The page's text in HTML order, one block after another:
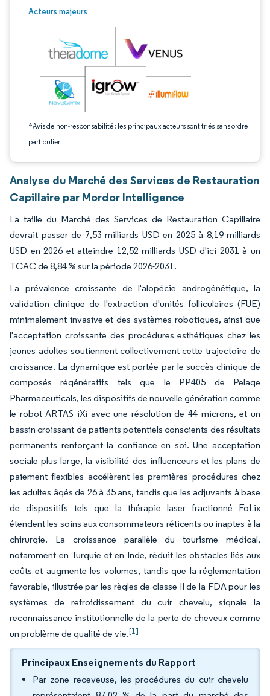
Acteurs majeurs
*Avis de non-responsabilité : les principaux acteurs sont triés sans ordre
particulier
Image © Mordor Intelligence. La réutilisation nécessite une attribution sous CC
Analyse du Marché des Services de Restauration
Capillaire par Mordor Intelligence
La taille du Marché des Services de Restauration Capillaire
devrait passer de 7,53 milliards USD en 2025 à 8,19 milliards
USD en 2026 et atteindre 12,52 milliards USD d'ici 2031 à un
TCAC de 8,84 % sur la période 2026-2031.
La prévalence croissante de l'alopécie androgénétique, la
validation clinique de l'extraction d'unités folliculaires (FUE)
minimalement invasive et des systèmes robotiques, ainsi que
l'acceptation croissante des procédures esthétiques chez les
jeunes adultes soutiennent collectivement cette trajectoire de
croissance. La dynamique est portée par le succès clinique de
composés régénératifs tels que le PP405 de Pelage
Pharmaceuticals, les dispositifs de nouvelle génération comme
le robot ARTAS iXi avec une résolution de 44 microns, et un
bassin croissant de patients potentiels conscients des résultats
permanents renforçant la confiance en soi. Une acceptation
sociale plus large, la visibilité des influenceurs et les plans de
paiement flexibles accélèrent les premières procédures chez
les adultes âgés de 26 à 35 ans, tandis que les adjuvants à base
de dispositifs tels que la thérapie laser fractionné FoLix
étendent les soins aux consommateurs réticents ou inaptes à la
chirurgie. La croissance parallèle du tourisme médical,
notamment en Turquie et en Inde, réduit les obstacles liés aux
coûts et augmente les volumes, tandis que la réglementation
favorable, illustrée par les règles de classe II de la FDA pour les
systèmes de refroidissement du cuir chevelu, signale la
reconnaissance institutionnelle de la perte de cheveux comme
un problème de qualité de vie.[1]
Principaux Enseignements du Rapport
Par zone receveuse, les procédures du cuir chevelu